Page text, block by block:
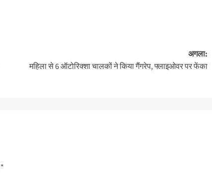
अगला:
महिला से 6 ऑटोरिक्शा चालकों ने किया गैंगरेप, फ्लाइओवर पर फेंका
*